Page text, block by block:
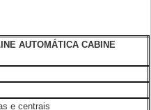
AUTOMÁTICA CABINE
e centrais